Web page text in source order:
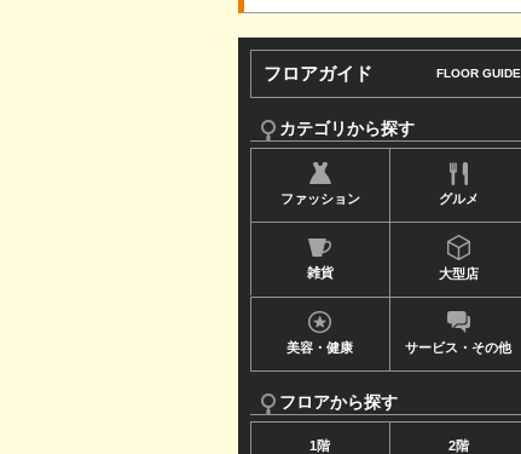
サ
イ
ド
ニ
ー
す
FLOOR GUIDE
フロアガイド
カテゴリから探す
ファッション グルメ
雑貨 大型店
美容・健康 サービス・その他
フロアから探す
1階 2階